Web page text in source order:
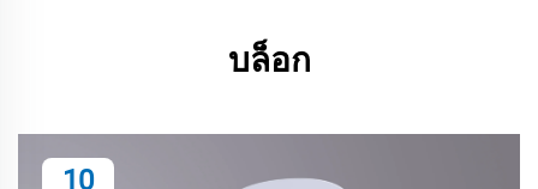
บล็อก
10